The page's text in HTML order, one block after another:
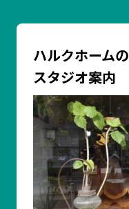
ハルクホームの
スタジオ案内